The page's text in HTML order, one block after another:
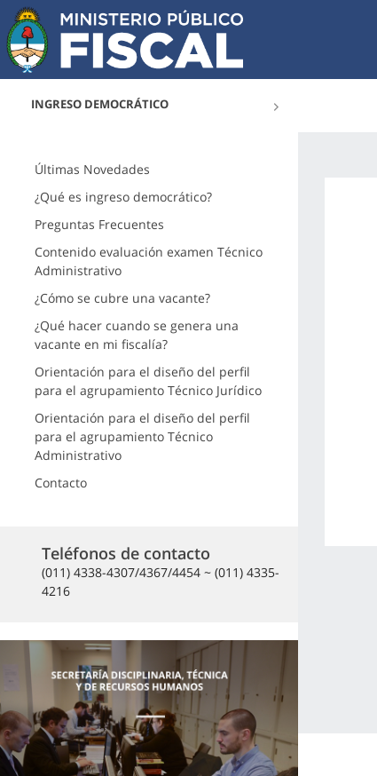
INGRESO DEMOCRÁTICO
Últimas Novedades
¿Qué es ingreso democrático?
Preguntas Frecuentes
Contenido evaluación examen Técnico
Administrativo
¿Cómo se cubre una vacante?
¿Qué hacer cuando se genera una
vacante en mi fiscalía?
Orientación para el diseño del perfil
para el agrupamiento Técnico Jurídico
Orientación para el diseño del perfil
para el agrupamiento Técnico
Administrativo
Contacto
Teléfonos de contacto
(011) 4338-4307/4367/4454 ~ (011) 4335-
4216